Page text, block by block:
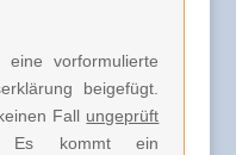
vorformulierte
beigefügt.
Fall ungeprüft
Es kommt ein